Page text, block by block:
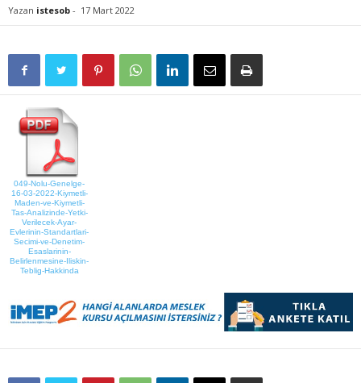
Yazan istesob - 17 Mart 2022
049-Nolu-Genelge-
16-03-2022-Kiymetli-
Maden-ve-Kiymetli-
Tas-Analizinde-Yetki-
Verilecek-Ayar-
Evlerinin-Standartlari-
Secimi-ve-Denetim-
Esaslarinin-
Belirlenmesine-Iliskin-
Teblig-Hakkinda